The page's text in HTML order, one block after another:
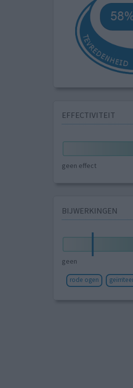
EFFECTIVITEIT
geen effect
BIJWERKINGEN
geen
rode ogen